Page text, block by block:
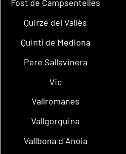
Fost de Campsentelles
Quirze del Vallès
Quintí de Mediona
Pere Sallavinera
Vic
Vallromanes
Vallgorguina
Vallbona d´Anoia